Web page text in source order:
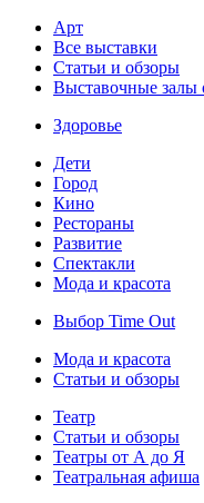
Арт
Все выставки
Статьи и обзоры
Выставочные
Здоровье
Дети
Город
Кино
Рестораны
Развитие
Спектакли
Мода и красота
Выбор Time Out
Мода и красота
Статьи и обзоры
Театр
Статьи и обзоры
Театры от А до Я
Театральная афиша